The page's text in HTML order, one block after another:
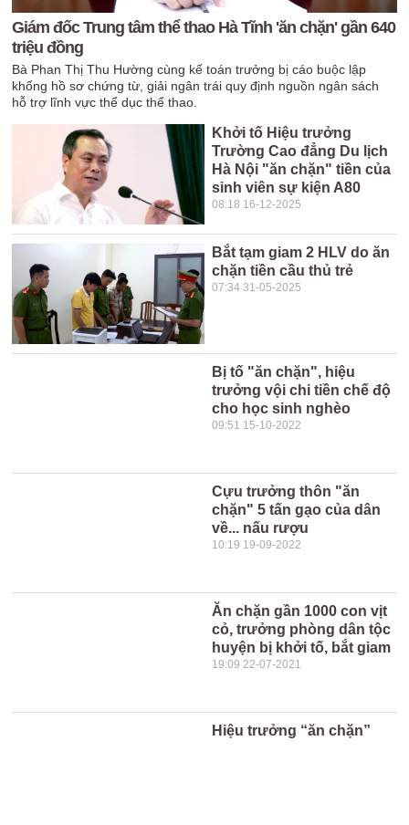
Giám đốc Trung tâm thể thao Hà Tĩnh 'ăn chặn' gần 640
triệu đồng
Bà Phan Thị Thu Hường cùng kế toán trưởng bị cáo buộc lập
khống hồ sơ chứng từ, giải ngân trái quy định nguồn ngân sách
hỗ trợ lĩnh vực thể dục thể thao.
Khởi tố Hiệu trưởng
Trường Cao đẳng Du lịch
Hà Nội "ăn chặn" tiền của
sinh viên sự kiện A80
08:18 16-12-2025
Bắt tạm giam 2 HLV do ăn
chặn tiền cầu thủ trẻ
07:34 31-05-2025
Bị tố "ăn chặn", hiệu
trưởng vội chi tiền chế độ
cho học sinh nghèo
09:51 15-10-2022
Cựu trưởng thôn "ăn
chặn" 5 tấn gạo của dân
về... nấu rượu
10:19 19-09-2022
Ăn chặn gần 1000 con vịt
cỏ, trưởng phòng dân tộc
huyện bị khởi tố, bắt giam
19:09 22-07-2021
Hiệu trưởng “ăn chặn”